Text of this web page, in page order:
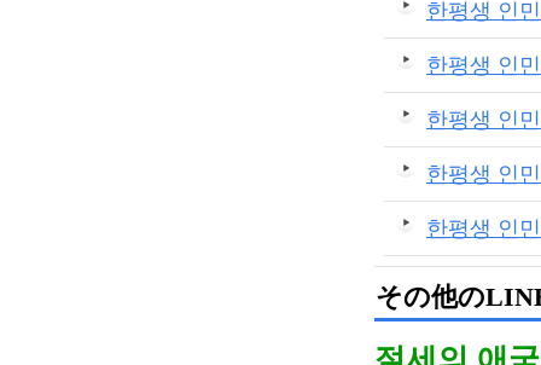
한평생 인
한평생 인
한평생 인
한평생 인
한평생 인
その他の